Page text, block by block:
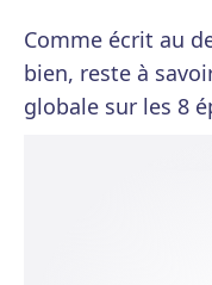
Comme écrit au
bien, reste à
globale sur les 8